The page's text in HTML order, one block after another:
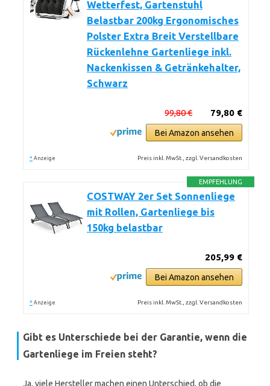
Wetterfest, Gartenstuhl
Belastbar 200kg Ergonomisches
Polster Extra Breit Verstellbare
Rückenlehne Gartenliege inkl.
Nackenkissen & Getränkehalter,
Schwarz
79,80 €
99,80 €
Bei Amazon ansehen
* Anzeige Preis inkl. MwSt., zzgl. Versandkosten
EMPFEHLUNG
COSTWAY 2er Set Sonnenliege
mit Rollen, Gartenliege bis
150kg belastbar
205,99 €
Bei Amazon ansehen
* Anzeige Preis inkl. MwSt., zzgl. Versandkosten
Gibt es Unterschiede bei der Garantie, wenn die
Gartenliege im Freien steht?
Ja, viele Hersteller machen einen Unterschied, ob die